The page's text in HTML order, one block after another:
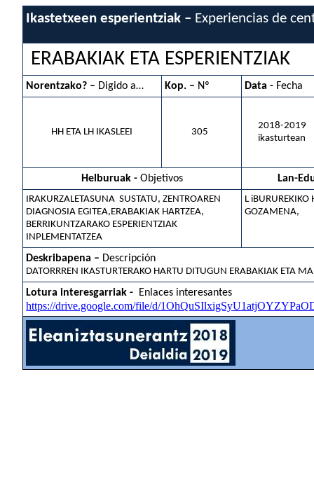
Ikastetxeen esperientziak – Experiencias de
ERABAKIAK ETA ESPERIENTZIAK
Norentzako? – Digido a… Kop. – Nº Data - Fecha
HH ETA LH IKASLEEI 305
2018-2019
ikasturtean
Helburuak - Objetivos Lan-
IRAKURZALETASUNA SUSTATU, ZENTROAREN
DIAGNOSIA EGITEA,ERABAKIAK HARTZEA,
BERRIKUNTZARAKO ESPERIENTZIAK
INPLEMENTATZEA
L iBURUREKIKO
GOZAMENA,
Deskribapena – Descripción
DATORRREN IKASTURTERAKO HARTU DITUGUN ERABAKIAK ETA
Lotura interesgarriak - Enlaces interesantes
https://drive.google.com/file/d/